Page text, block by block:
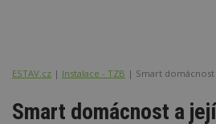
ESTAV.cz Instalace - TZB Smart
Smart domácnost a